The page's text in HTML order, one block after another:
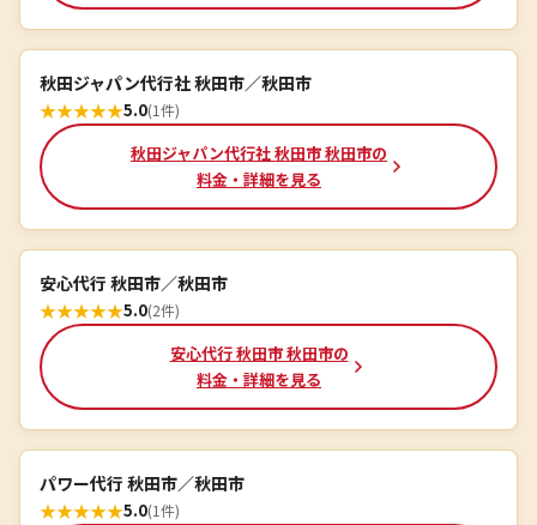
秋田ジャパン代行社 秋田市／秋田市
★★★★★5.0(1件)
秋田ジャパン代行社 秋田市 秋田市の
料金・詳細を見る
安心代行 秋田市／秋田市
★★★★★5.0(2件)
安心代行 秋田市 秋田市の
料金・詳細を見る
パワー代行 秋田市／秋田市
★★★★★5.0(1件)